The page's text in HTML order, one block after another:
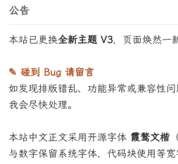
公告
本站已更换全新主题 V3，页面焕然一
✎ 碰到 Bug 请留言
如发现排版错乱、功能异常或兼容性
我会尽快处理。
本站中文正文采用开源字体 霞鹜文楷
与数字保留系统字体，代码块使用等宽